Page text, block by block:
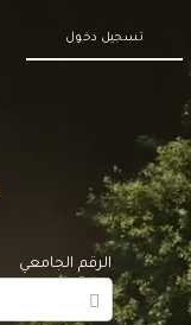
تسجيل دخول
الرقم الجامعي